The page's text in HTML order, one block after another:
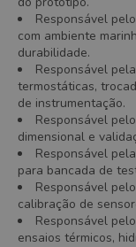
Responsável
com ambiente
durabilidade.
Responsável
termostáticas,
de instrumentação.
Responsável
dimensional e
Responsável
para bancada de
Responsável
calibração de
Responsável
ensaios térmicos,